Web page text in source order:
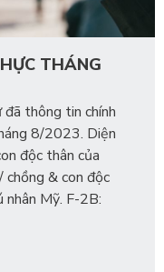
THÁNG
đã thông tin chính
8/2023. Diện
độc thân của
chồng & con độc
Mỹ. F-2B: